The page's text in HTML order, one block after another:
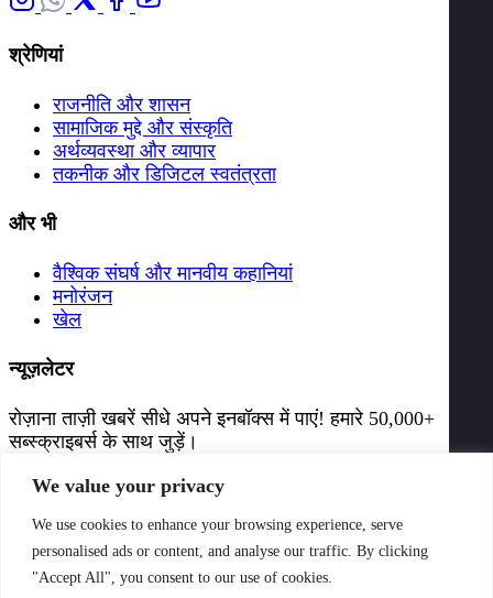
We value your privacy
We use cookies to enhance your browsing experience, serve
personalised ads or content, and analyse our traffic. By clicking
"Accept All", you consent to our use of cookies.
श्रेणियां
राजनीति और शासन
सामाजिक मुद्दे और संस्कृति
अर्थव्यवस्था और व्यापार
तकनीक और डिजिटल स्वतंत्रता
और भी
वैश्विक संघर्ष और मानवीय कहानियां
मनोरंजन
खेल
न्यूज़लेटर
रोज़ाना ताज़ी खबरें सीधे अपने इनबॉक्स में पाएं! हमारे 50,000+
सब्स्क्राइबर्स के साथ जुड़ें।
सब्स्क्राइब करें
5L+
50k+
न्यूज़लेटर सब्स्क्राइबर्स